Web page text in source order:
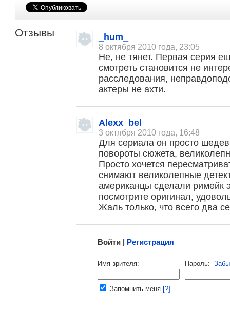
Отзывы _hum_
8 октября 2010 года, 23:05
Не, не тянет. Первая серия
смотреть становится не
расследования,
актеры не ахти.
Alexx_bel
3 октября 2010 года, 16:48
Для сериала он просто
повороты сюжета,
Просто хочется
снимают великолепные
американцы сделали римейк
посмотрите оригинал,
Жаль только, что всего два
, поделитесь своим мнением
Малосодержательные и грубые отзывы нещадно
Войти | Регистрация
Имя зрителя: Пароль:
Запомнить меня [?]